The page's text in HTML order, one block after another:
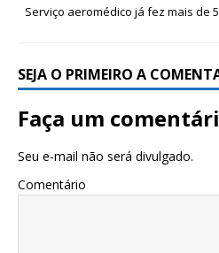
Serviço aeromédico já fez mais de
SEJA O PRIMEIRO A
Faça um
Seu e-mail não será divulgado.
Comentário